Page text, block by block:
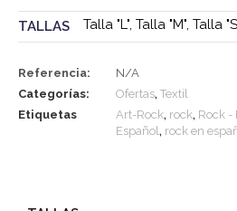
TALLAS Talla "L" Talla "M" Talla
Referencia:
N/A
Categorías:
Ofertas, Textil
Etiquetas
Art-Rock, rock, Rock -
Español, rock en